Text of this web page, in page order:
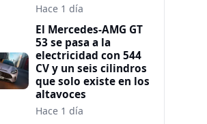
Hace 1 día
El Mercedes-AMG GT
53 se pasa a la
electricidad con 544
CV y un seis cilindros
que solo existe en los
altavoces
Hace 1 día